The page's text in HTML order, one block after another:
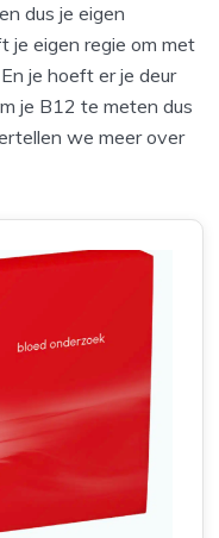
dus je eigen
je eigen regie om met
je hoeft er je deur
je B12 te meten dus
we meer over